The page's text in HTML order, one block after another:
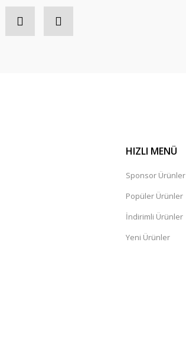
HIZLI MENÜ
Sponsor Ürünler
Popüler Ürünler
İndirimli Ürünler
Yeni Ürünler